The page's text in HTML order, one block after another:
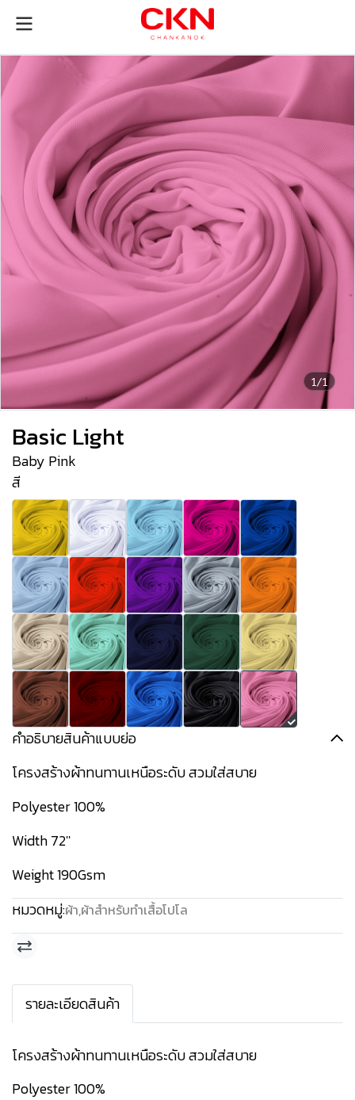
1/1
Basic Light
Baby Pink
สี
คำอธิบายสินค้าแบบย่อ
โครงสร้างผ้าทนทานเหนือระดับ สวมใส่สบาย
Polyester 100%
Width 72''
Weight 190Gsm
หมวดหมู่:ผ้า,ผ้าสำหรับทำเสื้อโปโล
รายละเอียดสินค้า
โครงสร้างผ้าทนทานเหนือระดับ สวมใส่สบาย
Polyester 100%